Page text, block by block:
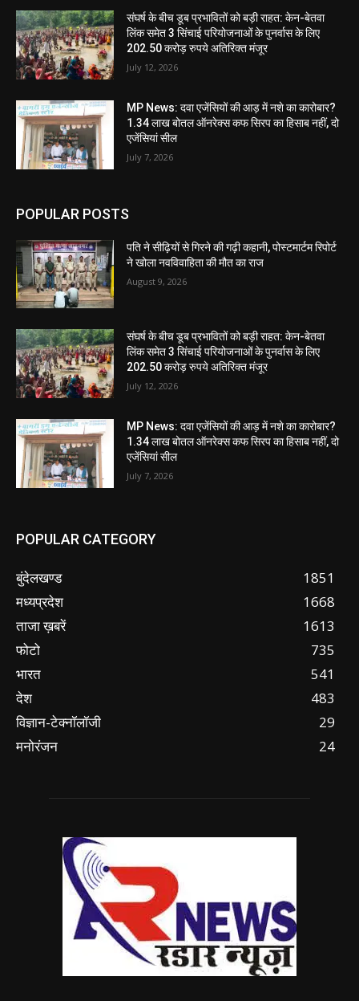
संघर्ष के बीच डूब प्रभावितों को बड़ी राहत: केन-बेतवा
लिंक समेत 3 सिंचाई परियोजनाओं के पुनर्वास के लिए
202.50 करोड़ रुपये अतिरिक्त मंजूर
July 12, 2026
MP News: दवा एजेंसियों की आड़ में नशे का कारोबार?
1.34 लाख बोतल ऑनरेक्स कफ सिरप का हिसाब नहीं, दो
एजेंसियां सील
July 7, 2026
POPULAR POSTS
पति ने सीढ़ियों से गिरने की गढ़ी कहानी, पोस्टमार्टम रिपोर्ट
ने खोला नवविवाहिता की मौत का राज
August 9, 2026
संघर्ष के बीच डूब प्रभावितों को बड़ी राहत: केन-बेतवा
लिंक समेत 3 सिंचाई परियोजनाओं के पुनर्वास के लिए
202.50 करोड़ रुपये अतिरिक्त मंजूर
July 12, 2026
MP News: दवा एजेंसियों की आड़ में नशे का कारोबार?
1.34 लाख बोतल ऑनरेक्स कफ सिरप का हिसाब नहीं, दो
एजेंसियां सील
July 7, 2026
POPULAR CATEGORY
बुंदेलखण्ड
1851
मध्यप्रदेश
1668
ताजा ख़बरें
1613
फोटो
735
भारत
541
देश
483
विज्ञान-टेक्नॉलॉजी
29
मनोरंजन
24